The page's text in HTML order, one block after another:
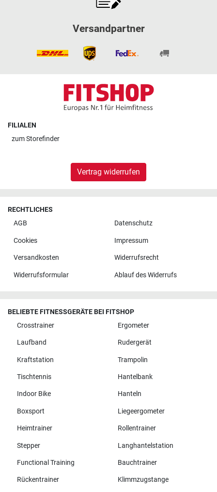
Versandpartner
FILIALEN
zumStorefinder
Vertrag widerrufen
RECHTLICHES
AGB
Datenschutz
Cookies Impressum
Versandkosten Widerrufsrecht
Widerrufsformular Ablauf des Widerrufs
BELIEBTE FITNESSGERÄTE BEI FITSHOP
Crosstrainer
Ergometer
Laufband Rudergerät
Kraftstation Trampolin
Tischtennis Hantelbank
Indoor Bike Hanteln
Boxsport Liegeergometer
Heimtrainer Rollentrainer
Stepper Langhantelstation
Functional Training Bauchtrainer
Rückentrainer Klimmzugstange